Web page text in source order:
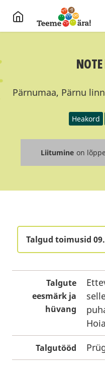
Pärnumaa, Pärnu
Heakord
Liitumine on
Talgud toimusid
Talgute
eesmärk ja
hüvang
Talgutööd